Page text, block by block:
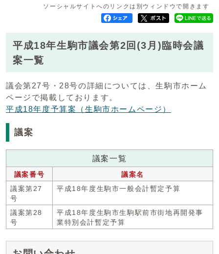
ソーシャルサイトへのリンクは別ウィンドウで開きます
平成18年生駒市議会第2回(3月)臨時会議
案一覧
議会第27号・28号の詳細については、生駒市ホーム
ページで掲載しております。
平成18年度予算案（生駒市ホームページ）
議案
議案一覧
議案番号
議案名
議案第27
号
平成18年度生駒市一般会計暫定予算
議案第28
号
平成18年度生駒市生駒駅前市街地再開発事
業特別会計暫定予算